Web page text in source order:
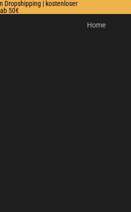
Dropshipping | kostenloser
50€
Home